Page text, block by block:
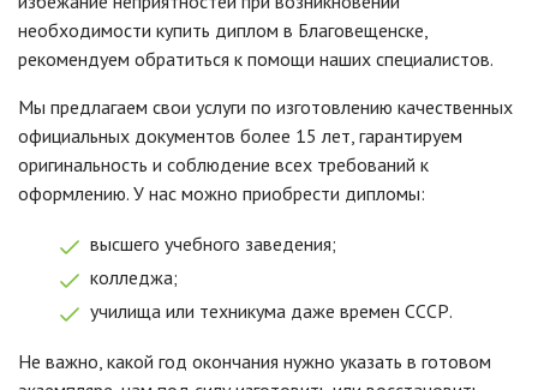
необходимости купить диплом в Благовещенске,
рекомендуем обратиться к помощи наших специалистов.
Мы предлагаем свои услуги по изготовлению качественных
официальных документов более 15 лет, гарантируем
оригинальность и соблюдение всех требований к
оформлению. У нас можно приобрести дипломы:
высшего учебного заведения;
колледжа;
училища или техникума даже времен СССР.
Не важно, какой год окончания нужно указать в готовом